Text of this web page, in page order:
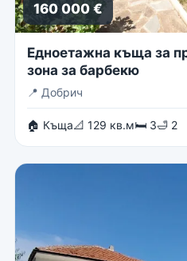
160 000 €
Едноетажна къща за
зона за барбекю
📍 Добрич
🏠 Къща📐 129 кв.м🛏 3🛁 2